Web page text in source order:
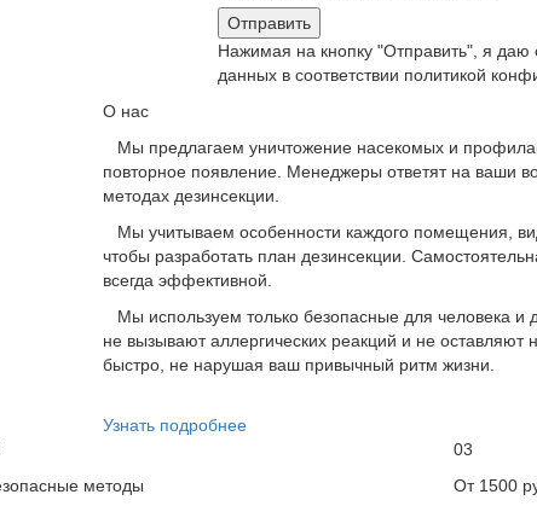
Отправить
Нажимая на кнопку "Отправить", я даю
данных в соответствии политикой
О нас
Мы предлагаем уничтожение насекомых и
повторное появление. Менеджеры ответят на ваши
методах дезинсекции.
Мы учитываем особенности каждого помещения,
чтобы разработать план дезинсекции.
всегда эффективной.
Мы используем только безопасные для человека
не вызывают аллергических реакций и не оставляют
быстро, не нарушая ваш привычный ритм жизни.
Узнать подробнее
методы
03
От 1500